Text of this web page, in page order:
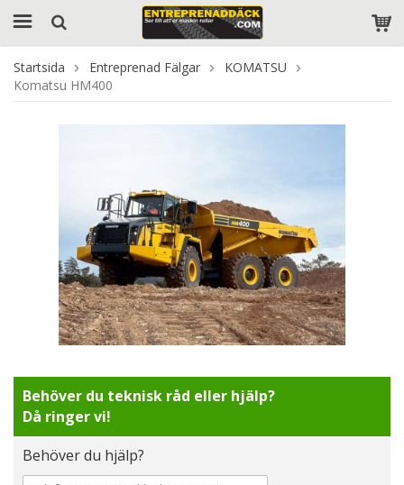
Startsida Entreprenad Fälgar
KOMATSU
Komatsu HM400
Behöver du teknisk råd eller hjälp?
Då ringer vi!
Behöver du hjälp?